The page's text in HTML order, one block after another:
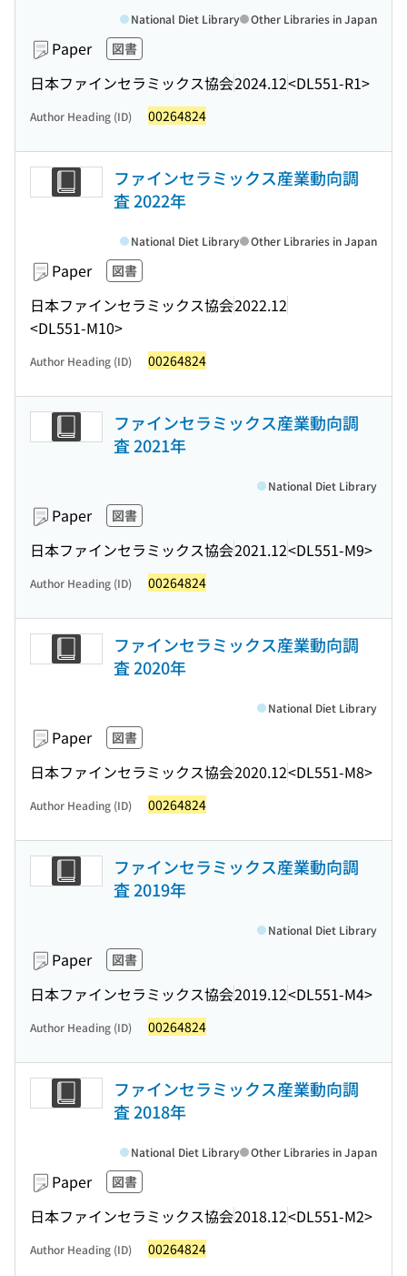
Paper 図書
日本ファインセラミックス協会2024.12<DL551-R1>
National Diet Library Other Libraries in Japan
Author Heading (ID) 00264824
ファインセラミックス産業動向調
査 2022年
Paper 図書
日本ファインセラミックス協会2022.12
<DL551-M10>
National Diet Library Other Libraries in Japan
Author Heading (ID) 00264824
ファインセラミックス産業動向調
査 2021年
Paper 図書
日本ファインセラミックス協会2021.12<DL551-M9>
National Diet Library
Author Heading (ID) 00264824
ファインセラミックス産業動向調
査 2020年
Paper 図書
日本ファインセラミックス協会2020.12<DL551-M8>
National Diet Library
Author Heading (ID) 00264824
ファインセラミックス産業動向調
査 2019年
Paper 図書
日本ファインセラミックス協会2019.12<DL551-M4>
National Diet Library
Author Heading (ID) 00264824
ファインセラミックス産業動向調
査 2018年
Paper 図書
日本ファインセラミックス協会2018.12<DL551-M2>
National Diet Library Other Libraries in Japan
Author Heading (ID) 00264824